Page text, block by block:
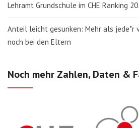
Lehramt Grundschule im CHE Ranking
Anteil leicht gesunken: Mehr als jede*r
noch bei den Eltern
Noch mehr Zahlen, Daten &